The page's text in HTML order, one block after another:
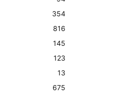
354
816
145
123
13
675